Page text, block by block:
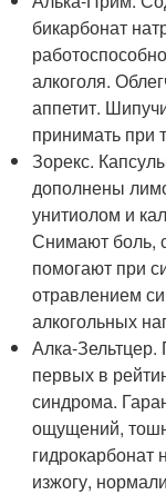
бикарбонат
алкоголя.
аппетит.
принимать при
Зорекс.
дополнены
унитиолом и
Снимают боль,
помогают при
отравлением
алкогольных
Алка-
первых в
синдрома.
ощущений,
гидрокарбонат
изжогу,